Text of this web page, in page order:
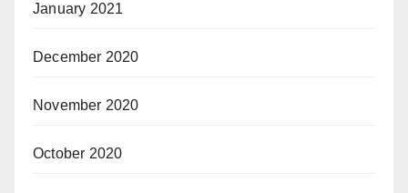
January 2021
December 2020
November 2020
October 2020